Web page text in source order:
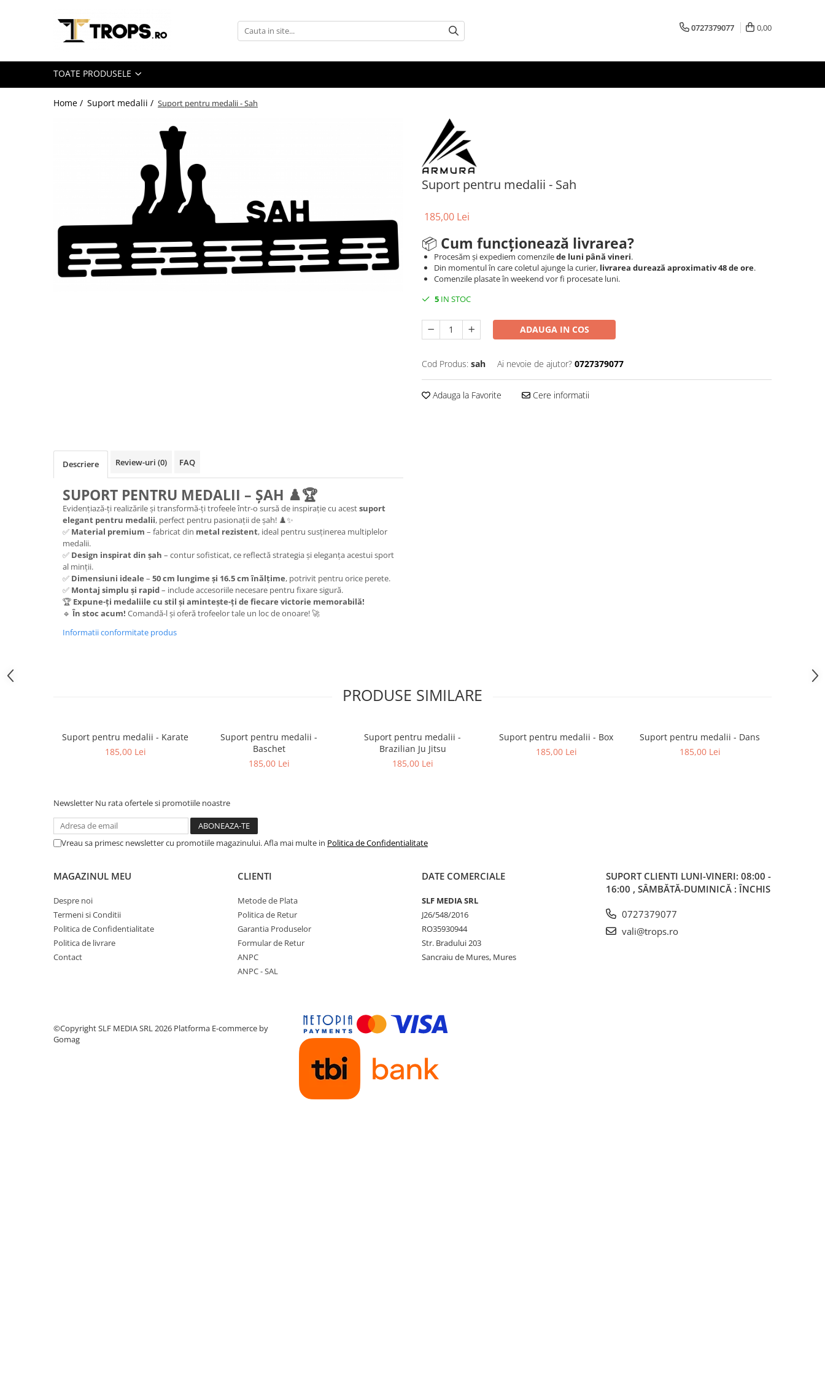
Toate Produsele
Cupe premium
Accesorii Cupe
Personalizari Cupe
Medalii Tematice
Medalii Non-Tematice
Accesorii Medalii
Snur Medalie
Medalii Personalizate
Personalizari Medalii
Trofee Acril
Trofee Metalice
Trofeu Plastic
Accesorii Figurine
Cupe Outlet
Medalii Outlet
Produse Personalizate
0727379077 0,00
TOATE PRODUSELE
Home / Suport medalii / Suport pentru medalii - Sah
Suport pentru medalii - Sah
185,00 Lei
📦 Cum funcționează livrarea?
Procesăm și expediem comenzilede luni până vineri.
Din momentul în care coletul ajunge la curier, livrarea durează aproximativ 48 de ore.
Comenzile plasate în weekend vor fi procesate luni.
5 IN STOC
ADAUGA IN COS
Cod Produs: sah Ai nevoie de ajutor? 0727379077
Adauga la Favorite Cere informatii
Descriere Review-uri (0) FAQ
SUPORT PENTRU MEDALII – ȘAH ♟️🏆
Evidențiază-ți realizările și transformă-ți trofeele într-o sursă de inspirație cu acestsuport
elegant pentru medalii, perfect pentru pasionații de șah! ♟️✨
✅ Material premium – fabricat din metal rezistent, ideal pentru susținerea multiplelor
medalii.
✅ Design inspirat din șah – contur sofisticat, ce reflectă strategia și eleganța acestui sport
al minții.
✅ Dimensiuni ideale – 50 cm lungime și 16.5 cm înălțime, potrivit pentru orice perete.
✅ Montaj simplu și rapid– include accesoriile necesare pentru fixare sigură.
🏆 Expune-ți medaliile cu stil și amintește-ți de fiecare victorie memorabilă!
🔹În stoc acum! Comandă-l și oferă trofeelor tale un loc de onoare! 🚀
Informatii conformitate produs
PRODUSE SIMILARE
Suport pentru medalii - Karate
185,00 Lei
Suport pentru medalii -
Baschet
185,00 Lei
Suport pentru medalii -
Brazilian Ju Jitsu
185,00 Lei
Suport pentru medalii - Box
185,00 Lei
Suport pentru medalii - Dans
185,00 Lei
Newsletter Nu rata ofertele si promotiile noastre
Vreau sa primesc newsletter cu promotiile magazinului. Afla mai multe in Politica de Confidentialitate
MAGAZINUL MEU
Despre noi
Termeni si Conditii
Politica de Confidentialitate
Politica de livrare
Contact
CLIENTI
Metode de Plata
Politica de Retur
Garantia Produselor
Formular de Retur
ANPC
ANPC - SAL
DATE COMERCIALE
SLF MEDIA SRL
J26/548/2016
RO35930944
Str. Bradului 203
Sancraiu de Mures, Mures
SUPORT CLIENTI LUNI-VINERI: 08:00 -
16:00 , SÂMBĂTĂ-DUMINICĂ : ÎNCHIS
0727379077
vali@trops.ro
©Copyright SLF MEDIA SRL 2026 Platforma E-commerce by
Gomag